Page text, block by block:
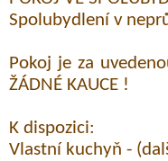
Spolubydlení v
Pokoj je za
ŽÁDNÉ KAUCE !
K dispozici:
Vlastní kuchyň -